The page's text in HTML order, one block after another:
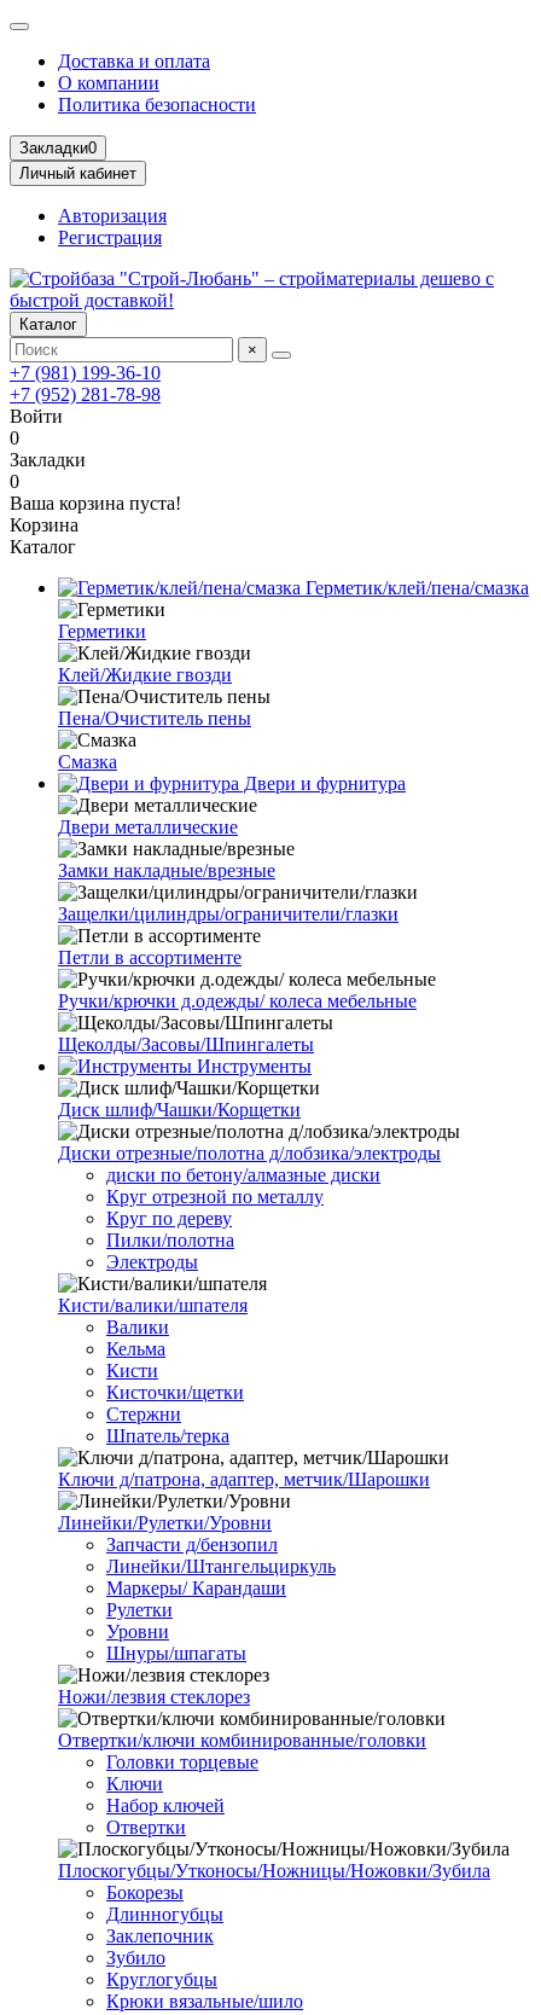
Доставка и оплата
О компании
Политика безопасности
Закладки0
Личный кабинет
Авторизация
Регистрация
Каталог
×
+7 (981) 199-36-10
+7 (952) 281-78-98
Войти
0
Закладки
0
Ваша корзина пуста!
Корзина
Каталог
Герметик/клей/пена/смазка
Герметики
Клей/Жидкие гвозди
Пена/Очиститель пены
Смазка
Двери и фурнитура
Двери металлические
Замки накладные/врезные
Защелки/цилиндры/ограничители/глазки
Петли в ассортименте
Ручки/крючки д.одежды/ колеса мебельные
Щеколды/Засовы/Шпингалеты
Инструменты
Диск шлиф/Чашки/Корщетки
Диски отрезные/полотна д/лобзика/электроды
диски по бетону/алмазные диски
Круг отрезной по металлу
Круг по дереву
Пилки/полотна
Электроды
Кисти/валики/шпателя
Валики
Кельма
Кисти
Кисточки/щетки
Стержни
Шпатель/терка
Ключи д/патрона, адаптер, метчик/Шарошки
Линейки/Рулетки/Уровни
Запчасти д/бензопил
Линейки/Штангельциркуль
Маркеры/ Карандаши
Рулетки
Уровни
Шнуры/шпагаты
Ножи/лезвия стеклорез
Отвертки/ключи комбинированные/головки
Головки торцевые
Ключи
Набор ключей
Отвертки
Плоскогубцы/Утконосы/Ножницы/Ножовки/Зубила
Бокорезы
Длинногубцы
Заклепочник
Зубило
Круглогубцы
Крюки вязальные/шило